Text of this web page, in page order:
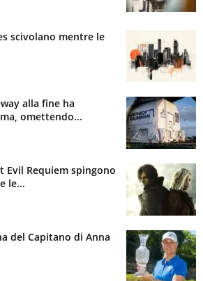
scivolano mentre le
alla fine ha
omettendo...
Evil Requiem spingono
le...
del Capitano di Anna